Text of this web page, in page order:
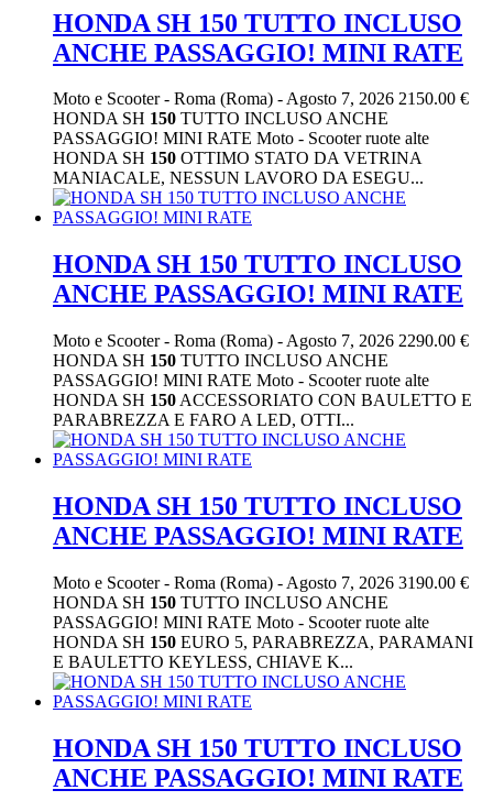
HONDA SH 150 TUTTO INCLUSO
ANCHE PASSAGGIO! MINI RATE
Moto e Scooter- Roma (Roma) -Agosto 7, 2026 2150.00 €
HONDA SH 150 TUTTO INCLUSO ANCHE
PASSAGGIO! MINI RATE Moto - Scooter ruote alte
HONDA SH 150 OTTIMO STATO DA VETRINA
MANIACALE, NESSUN LAVORO DA ESEGU...
HONDA SH 150 TUTTO INCLUSO
ANCHE PASSAGGIO! MINI RATE
Moto e Scooter- Roma (Roma) - Agosto 7, 2026 2290.00 €
HONDA SH 150 TUTTO INCLUSO ANCHE
PASSAGGIO! MINI RATE Moto - Scooter ruote alte
HONDA SH 150 ACCESSORIATO CON BAULETTO E
PARABREZZA E FARO A LED, OTTI...
HONDA SH 150 TUTTO INCLUSO
ANCHE PASSAGGIO! MINI RATE
Moto e Scooter- Roma (Roma) - Agosto 7, 2026 3190.00 €
HONDA SH 150 TUTTO INCLUSO ANCHE
PASSAGGIO! MINI RATE Moto - Scooter ruote alte
HONDA SH 150 EURO 5, PARABREZZA, PARAMANI
E BAULETTO KEYLESS, CHIAVE K...
HONDA SH 150 TUTTO INCLUSO
ANCHE PASSAGGIO! MINI RATE